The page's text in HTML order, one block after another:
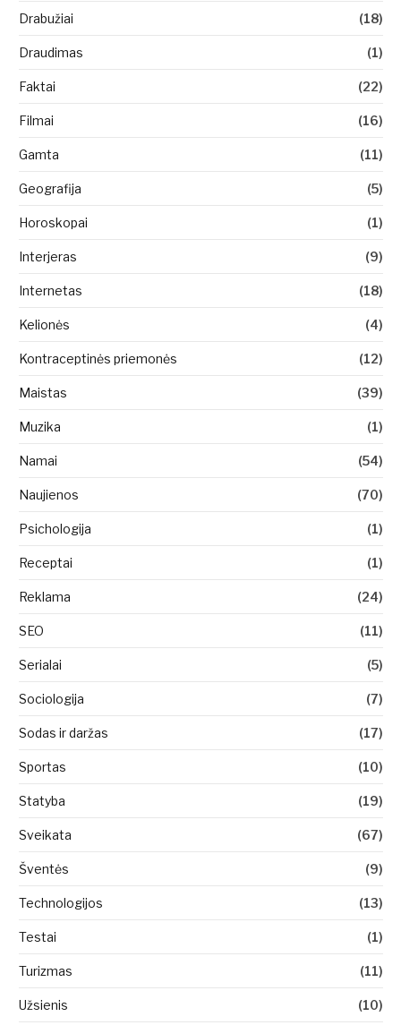
Drabužiai (18)
Draudimas (1)
Faktai (22)
Filmai (16)
Gamta (11)
Geografija (5)
Horoskopai (1)
Interjeras (9)
Internetas (18)
Kelionės (4)
Kontraceptinės priemonės (12)
Maistas (39)
Muzika (1)
Namai (54)
Naujienos (70)
Psichologija (1)
Receptai (1)
Reklama (24)
SEO (11)
Serialai (5)
Sociologija (7)
Sodas ir daržas (17)
Sportas (10)
Statyba (19)
Sveikata (67)
Šventės (9)
Technologijos (13)
Testai (1)
Turizmas (11)
Užsienis (10)